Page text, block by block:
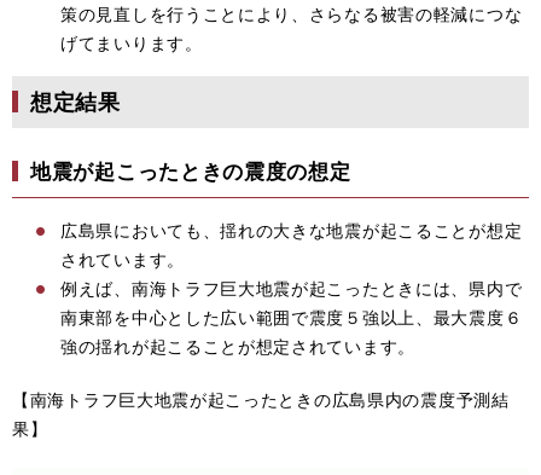
策の見直しを行うことにより、さらなる被害の軽減につな
げてまいります。
想定結果
地震が起こったときの震度の想定
広島県においても、揺れの大きな地震が起こることが想定
されています。
例えば、南海トラフ巨大地震が起こったときには、県内で
南東部を中心とした広い範囲で震度５強以上、最大震度６
強の揺れが起こることが想定されています。
【南海トラフ巨大地震が起こったときの広島県内の震度予測結
果】